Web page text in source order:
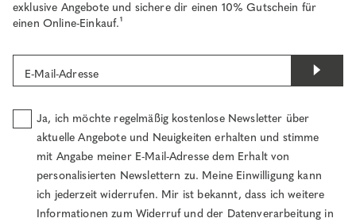
exklusive Angebote und sichere dir einen 10% Gutschein für
einen Online-Einkauf.¹
E-Mail-Adresse
Ja, ich möchte regelmäßig kostenlose Newsletter über
aktuelle Angebote und Neuigkeiten erhalten und stimme
mit Angabe meiner E-Mail-Adresse dem Erhalt von
personalisierten Newslettern zu. Meine Einwilligung kann
ich jederzeit widerrufen. Mir ist bekannt, dass ich weitere
Informationen zum Widerruf und der Datenverarbeitung in